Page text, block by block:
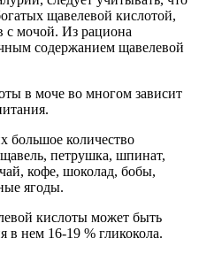
щавелевой кислотой,
с мочой. Из рациона
содержанием щавелевой
в моче во многом зависит
большое количество
петрушка, шпинат,
кофе, шоколад, бобы,
ягоды.
кислоты может быть
в нем 16-19 % гликокола.